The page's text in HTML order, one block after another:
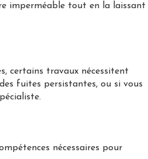
imperméable tout en la laissant
certains travaux nécessitent
fuites persistantes, ou si vous
nécessaires pour